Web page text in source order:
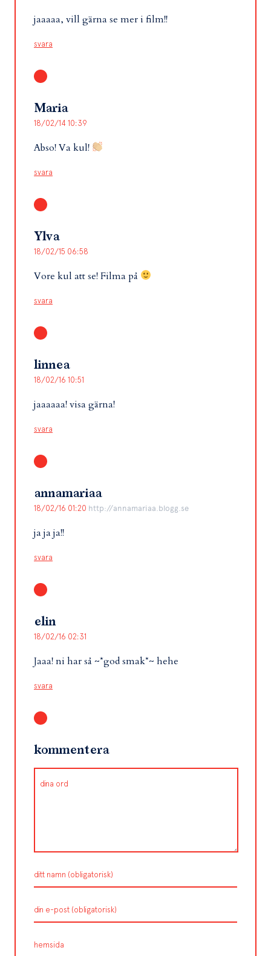
jaaaaa, vill gärna se mer i film!!
svara
Maria
18/02/14 10:39
Abso! Va kul!
svara
Ylva
18/02/15 06:58
Vore kul att se! Filma på
svara
linnea
18/02/16 10:51
jaaaaaa! visa gärna!
svara
annamariaa
18/02/16 01:20 http://annamariaa.blogg.se
ja ja ja!!
svara
elin
18/02/16 02:31
Jaaa! ni har så ~*god smak*~ hehe
svara
kommentera